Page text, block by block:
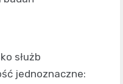
służb
jednoznaczne: